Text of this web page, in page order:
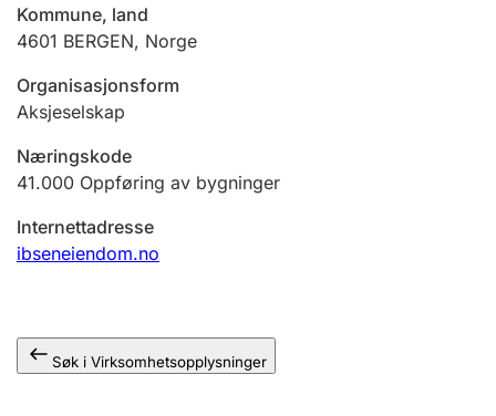
Andre tema
Kommune, land
4601 BERGEN, Norge
Organisasjonsform
Aksjeselskap
Næringskode
41.000 Oppføring av bygninger
Internettadresse
ibseneiendom.no
Søk i Virksomhetsopplysninger